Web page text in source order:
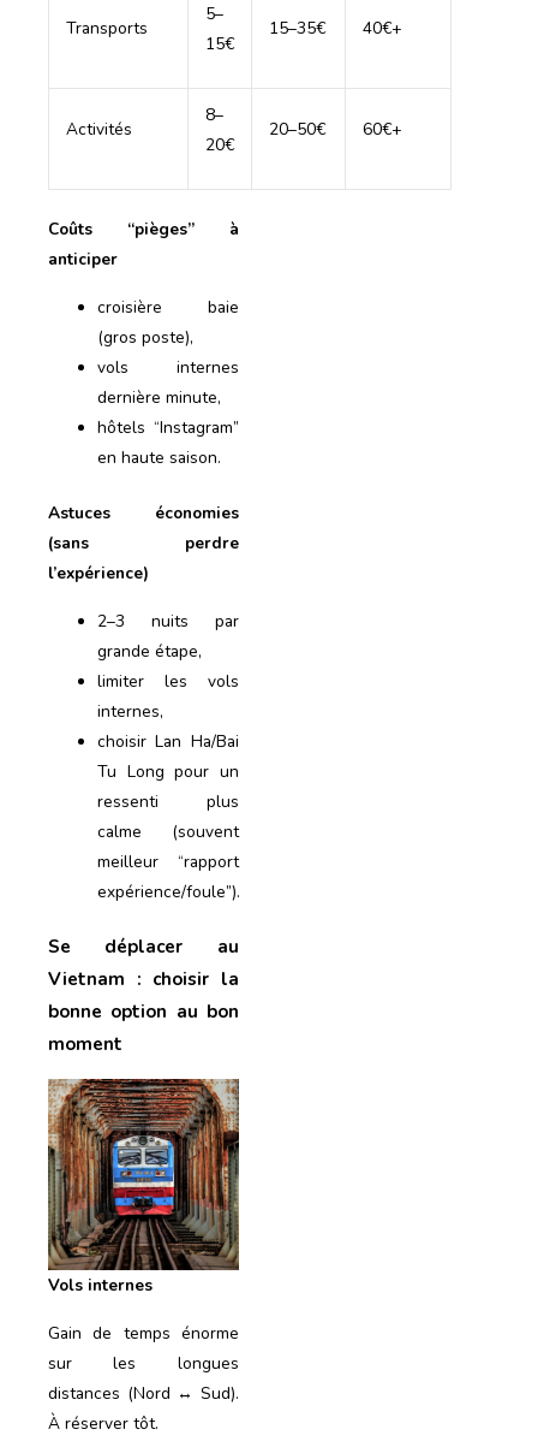
Transports
5–
15€
15–35€ 40€+
Activités
8–
20€
20–50€ 60€+
Coûts “pièges” à
anticiper
croisière baie
(gros poste),
vols internes
dernière minute,
hôtels “Instagram”
en haute saison.
Astuces économies
(sans perdre
l’expérience)
2–3 nuits par
grande étape,
limiter les vols
internes,
choisir Lan Ha/Bai
Tu Long pour un
ressenti plus
calme (souvent
meilleur “rapport
expérience/foule”).
Se déplacer au
Vietnam : choisir la
bonne option au bon
moment
Vols internes
Gain de temps énorme
sur les longues
distances (Nord ↔ Sud).
À réserver tôt.